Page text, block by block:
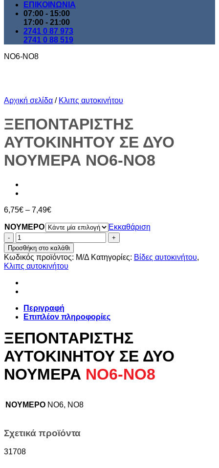
ΕΠΙΚΟΙΝΩΝΙΑ
07:00 - 15:00
17:00 - 21:00
2741 0 87 973
2741 0 88 519
ΝΟ6-ΝΟ8
Αρχική σελίδα / Κλιπς αυτοκινήτου
ΞΕΠΟΝΤΑΡΙΣΤΗΣ
ΑΥΤΟΚΙΝΗΤΟΥ ΣΕ ΔΥΟ
ΝΟΥΜΕΡΑ ΝΟ6-ΝΟ8
6,75€ – 7,49€Price
6,75€
through
7,49€
ΝΟΥΜΕΡΟ
Εκκαθάριση
ΞΕΠΟΝΤΑΡΙΣΤΗΣ
ΑΥΤΟΚΙΝΗΤΟΥ
ΣΕ
ΔΥΟ
ΝΟΥΜΕΡΑ
ΝΟ6-
ΝΟ8
Προσθήκη στο καλάθι
Κωδικός προϊόντος: Μ/Δ Κατηγορίες: Βίδες αυτοκινήτου,
Κλιπς αυτοκινήτου
Περιγραφή
Επιπλέον πληροφορίες
ΞΕΠΟΝΤΑΡΙΣΤΗΣ
ΑΥΤΟΚΙΝΗΤΟΥ ΣΕ ΔΥΟ
ΝΟΥΜΕΡΑ ΝΟ6-ΝΟ8
ΝΟΥΜΕΡΟ ΝΟ6, ΝΟ8
Σχετικά προϊόντα
31708